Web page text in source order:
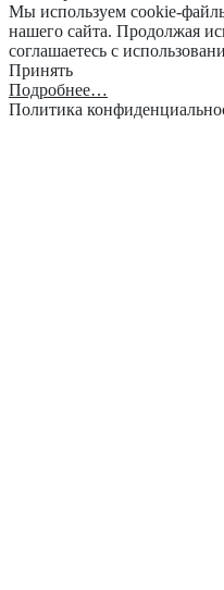
Мы используем cookie-
нашего сайта. Продолжая
соглашаетесь с
Принять
Подробнее…
Политика